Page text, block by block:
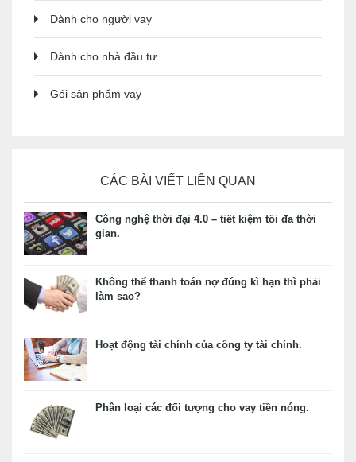
Dành cho người vay
Dành cho nhà đầu tư
Gói sản phẩm vay
CÁC BÀI VIẾT LIÊN QUAN
Công nghệ thời đại 4.0 – tiết kiệm tối đa thời
gian.
Không thể thanh toán nợ đúng kì hạn thì phải
làm sao?
Hoạt động tài chính của công ty tài chính.
Phân loại các đối tượng cho vay tiền nóng.